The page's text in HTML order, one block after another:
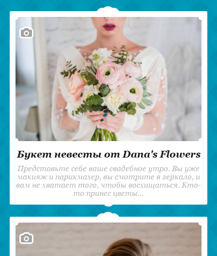
Букет невесты от Dana's Flowers
Представьте себе ваше свадебное утро. Вы уже
макияж и парикмахер, вы смотрите в зеркало, и
вам не хватает того, чтобы восхищаться. Кто-
то принес цветы…